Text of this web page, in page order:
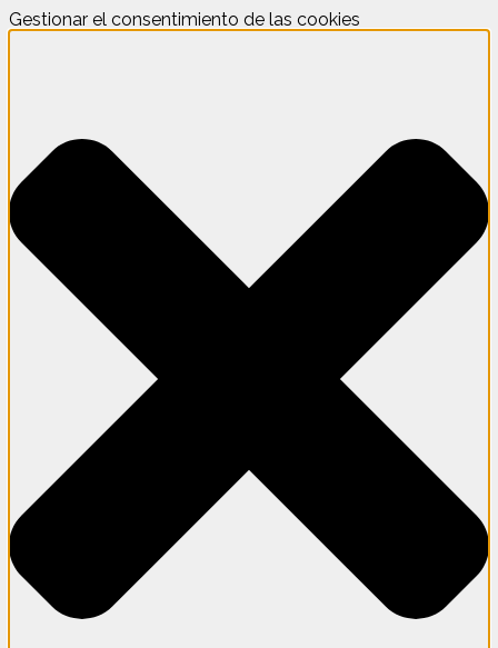
Gestionar el consentimiento de las cookies